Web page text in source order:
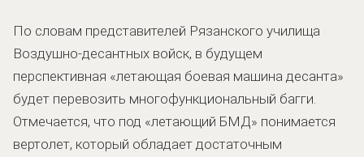
По словам представителей Рязанского училища
Воздушно-десантных войск, в будущем
перспективная «летающая боевая машина десанта»
будет перевозить многофункциональный багги.
Отмечается, что под «летающий БМД» понимается
вертолет, который обладает достаточным